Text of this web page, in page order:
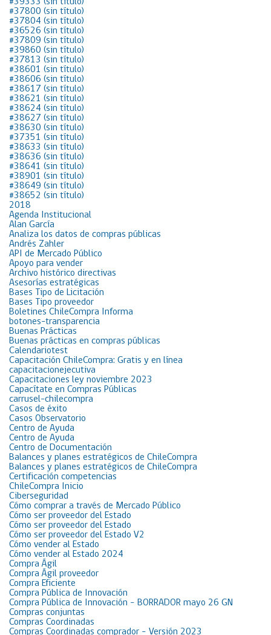
#37800 (sin título)
#37804 (sin título)
#36526 (sin título)
#37809 (sin título)
#39860 (sin título)
#37813 (sin título)
#38601 (sin título)
#38606 (sin título)
#38617 (sin título)
#38621 (sin título)
#38624 (sin título)
#38627 (sin título)
#38630 (sin título)
#37351 (sin título)
#38633 (sin título)
#38636 (sin título)
#38641 (sin título)
#38901 (sin título)
#38649 (sin título)
#38652 (sin título)
2018
Agenda Institucional
Alan García
Analiza los datos de compras públicas
Andrés Zahler
API de Mercado Público
Apoyo para vender
Archivo histórico directivas
Asesorías estratégicas
Bases Tipo de Licitación
Bases Tipo proveedor
Boletines ChileCompra Informa
botones-transparencia
Buenas Prácticas
Buenas prácticas en compras públicas
Calendariotest
Capacitación ChileCompra: Gratis y en línea
capacitacionejecutiva
Capacitaciones ley noviembre 2023
Capacítate en Compras Públicas
carrusel-chilecompra
Casos de éxito
Casos Observatorio
Centro de Ayuda
Centro de Ayuda
Centro de Documentación
Balances y planes estratégicos de ChileCompra
Balances y planes estratégicos de ChileCompra
Certificación competencias
ChileCompra Inicio
Ciberseguridad
Cómo comprar a través de Mercado Público
Cómo ser proveedor del Estado
Cómo ser proveedor del Estado
Cómo ser proveedor del Estado V2
Cómo vender al Estado
Cómo vender al Estado 2024
Compra Ágil
Compra Ágil proveedor
Compra Eficiente
Compra Pública de Innovación
Compra Pública de Innovación – BORRADOR mayo 26 GN
Compras conjuntas
Compras Coordinadas
Compras Coordinadas comprador – Versión 2023